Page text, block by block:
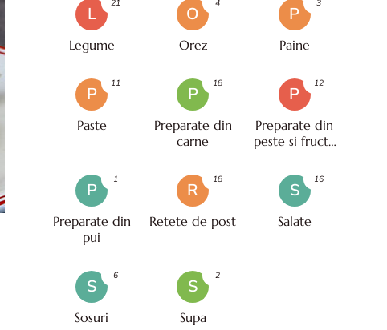
L
Legume
21
O
Orez
4
P
Paine
3
P
Paste
11
P
Preparate din
carne
18
P
Preparate din
peste si fructe
12
P
Preparate din
pui
1
R
Retete de post
18
S
Salate
16
S
Sosuri
6
S
Supa
2